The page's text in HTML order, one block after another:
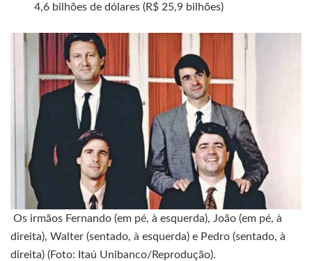
4,6 bilhões de dólares (R$ 25,9 bilhões)
Os irmãos Fernando (em pé, à esquerda), João (em pé, à
direita), Walter (sentado, à esquerda) e Pedro (sentado, à
direita) (Foto: Itaú Unibanco/Reprodução).